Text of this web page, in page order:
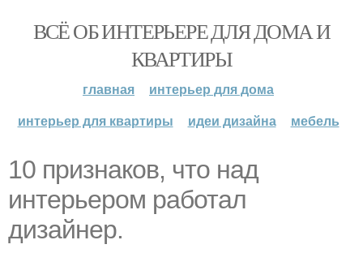
ВСЁ ОБ ИНТЕРЬЕРЕ ДЛЯ ДОМА И
КВАРТИРЫ
главная
интерьер для дома
интерьер для квартиры
идеи дизайна мебель
10 признаков, что над
интерьером работал
дизайнер.